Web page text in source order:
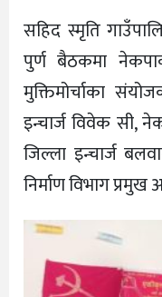
सहिद स्मृति
पुर्ण बैठकमा
मुक्तिमोर्चाका
इन्चार्ज विवेक सी,
जिल्ला इन्चार्ज
निर्माण विभाग